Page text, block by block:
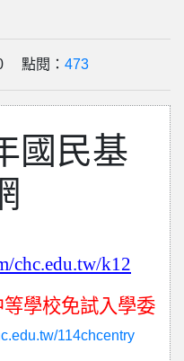
點閱： 473
國民基
chc.edu.tw/k12
學校免試入學委
114chcentry